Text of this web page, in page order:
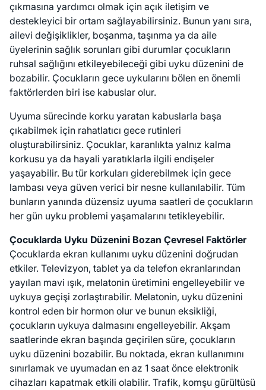
çıkmasına yardımcı olmak için açık iletişim ve
destekleyici bir ortam sağlayabilirsiniz. Bunun yanı sıra,
ailevi değişiklikler, boşanma, taşınma ya da aile
üyelerinin sağlık sorunları gibi durumlar çocukların
ruhsal sağlığını etkileyebileceği gibi uyku düzenini de
bozabilir. Çocukların gece uykularını bölen en önemli
faktörlerden biri ise kabuslar olur.
Uyuma sürecinde korku yaratan kabuslarla başa
çıkabilmek için rahatlatıcı gece rutinleri
oluşturabilirsiniz. Çocuklar, karanlıkta yalnız kalma
korkusu ya da hayali yaratıklarla ilgili endişeler
yaşayabilir. Bu tür korkuları giderebilmek için gece
lambası veya güven verici bir nesne kullanılabilir. Tüm
bunların yanında düzensiz uyuma saatleri de çocukların
her gün uyku problemi yaşamalarını tetikleyebilir.
Çocuklarda Uyku Düzenini Bozan Çevresel Faktörler
Çocuklarda ekran kullanımı uyku düzenini doğrudan
etkiler. Televizyon, tablet ya da telefon ekranlarından
yayılan mavi ışık, melatonin üretimini engelleyebilir ve
uykuya geçişi zorlaştırabilir. Melatonin, uyku düzenini
kontrol eden bir hormon olur ve bunun eksikliği,
çocukların uykuya dalmasını engelleyebilir. Akşam
saatlerinde ekran başında geçirilen süre, çocukların
uyku düzenini bozabilir. Bu noktada, ekran kullanımını
sınırlamak ve uyumadan en az 1 saat önce elektronik
cihazları kapatmak etkili olabilir. Trafik, komşu gürültüsü